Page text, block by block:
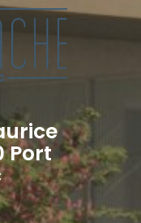
Port